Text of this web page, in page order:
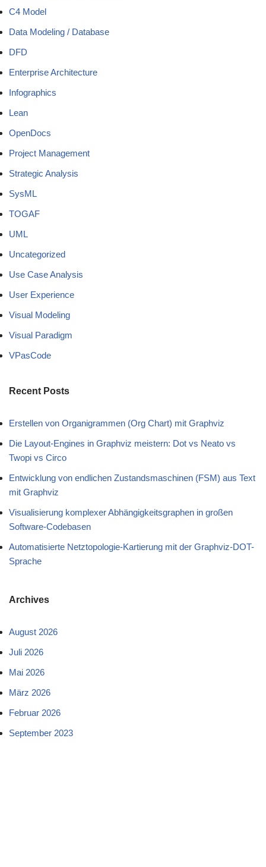
C4 Model
Data Modeling / Database
DFD
Enterprise Architecture
Infographics
Lean
OpenDocs
Project Management
Strategic Analysis
SysML
TOGAF
UML
Uncategorized
Use Case Analysis
User Experience
Visual Modeling
Visual Paradigm
VPasCode
Recent Posts
Erstellen von Organigrammen (Org Chart) mit Graphviz
Die Layout-Engines in Graphviz meistern: Dot vs Neato vs
Twopi vs Circo
Entwicklung von endlichen Zustandsmaschinen (FSM) aus Text
mit Graphviz
Visualisierung komplexer Abhängigkeitsgraphen in großen
Software-Codebasen
Automatisierte Netztopologie-Kartierung mit der Graphviz-DOT-
Sprache
Archives
August 2026
Juli 2026
Mai 2026
März 2026
Februar 2026
September 2023